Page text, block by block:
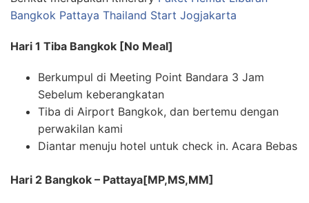
Bangkok Pattaya Thailand Start Jogjakarta
Hari 1 Tiba Bangkok [No Meal]
Berkumpul di Meeting Point Bandara 3 Jam
Sebelum keberangkatan
Tiba di Airport Bangkok, dan bertemu dengan
perwakilan kami
Diantar menuju hotel untuk check in. Acara Bebas
Hari 2 Bangkok – Pattaya[MP,MS,MM]